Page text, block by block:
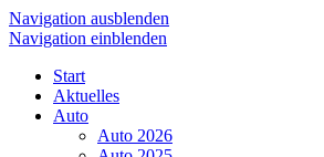
Navigation ausblenden
Navigation einblenden
Start
Aktuelles
Auto
Auto 2026